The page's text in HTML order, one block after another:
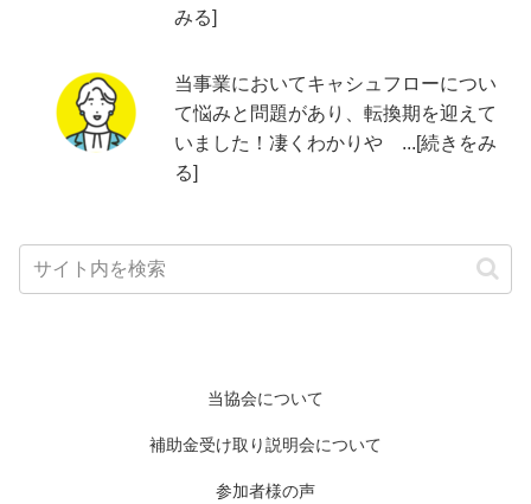
みる]
当事業においてキャシュフローについ
て悩みと問題があり、転換期を迎えて
いました！凄くわかりや ...[続きをみ
る]
当協会について
補助金受け取り説明会について
参加者様の声